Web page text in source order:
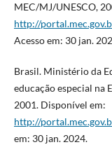
MEC/MJ/UNESCO,
http://
Acesso em: 30 jan.
Brasil. Ministério da
educação especial na
2001. Disponível em:
http://
em: 30 jan. 2024.